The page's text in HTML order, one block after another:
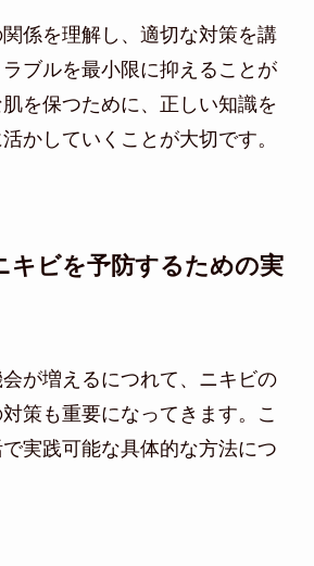
係を理解し、適切な対策を講
ブルを最小限に抑えることが
を保つために、正しい知識を
かしていくことが大切です。
キビを予防するための実
が増えるにつれて、ニキビの
策も重要になってきます。こ
実践可能な具体的な方法につ